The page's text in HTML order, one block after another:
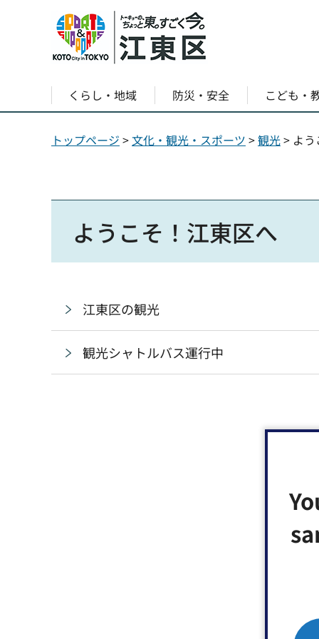
くらし・地域 防災・安全 こども・
トップページ >文化・観光・スポーツ >観光> よ
ようこそ！江東区へ
江東区の観光
観光シャトルバス運行中